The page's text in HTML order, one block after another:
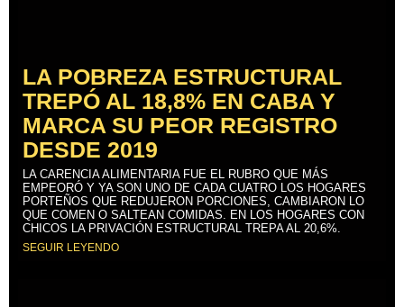
LA POBREZA ESTRUCTURAL
TREPÓ AL 18,8% EN CABA Y
MARCA SU PEOR REGISTRO
DESDE 2019
LA CARENCIA ALIMENTARIA FUE EL RUBRO QUE MÁS
EMPEORÓ Y YA SON UNO DE CADA CUATRO LOS HOGARES
PORTEÑOS QUE REDUJERON PORCIONES, CAMBIARON LO
QUE COMEN O SALTEAN COMIDAS. EN LOS HOGARES CON
CHICOS LA PRIVACIÓN ESTRUCTURAL TREPA AL 20,6%.
SEGUIR LEYENDO